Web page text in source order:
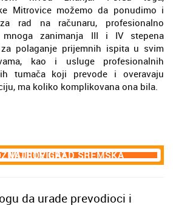
Mitrovice možemo da ponudimo i
rad na računaru, profesionalno
mnoga zanimanja III i IV stepena
polaganje prijemnih ispita u svim
kao i usluge profesionalnih
tumača koji prevode i overavaju
ma koliko komplikovana ona bila.
KOLIKO POZNAJETE GRAD SREMSKA MITROVICA?
da urade prevodioci i